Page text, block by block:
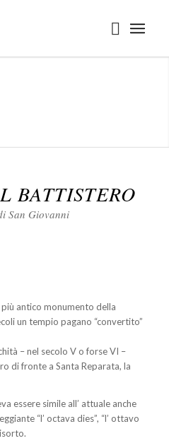
BATTISTERO
San Giovanni
antico monumento della
un tempio pagano “convertito”
– nel secolo V o forse VI –
di fronte a Santa Reparata, la
essere simile all’ attuale anche
“l’ octava dies”, “l’ ottavo